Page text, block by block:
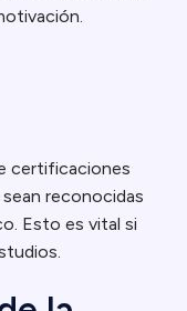
certificaciones
reconocidas
Esto es vital si